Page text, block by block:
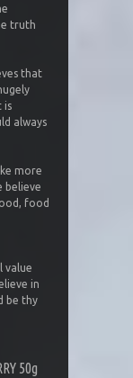
truth
that
is
always
more
believe
food
value
in
be thy
50g